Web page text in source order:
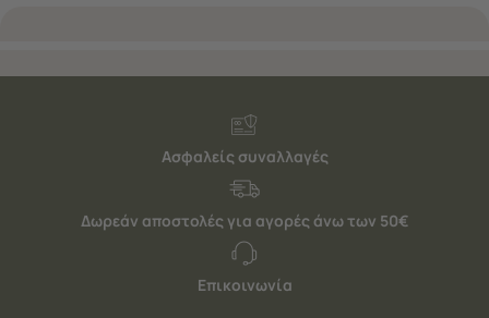
Ασφαλείς συναλλαγές
Δωρεάν αποστολές για αγορές άνω των 50€
Επικοινωνία